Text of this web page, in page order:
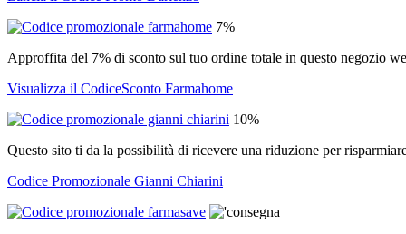
7%
Approffita del 7% di sconto sul tuo ordine totale in questo negozio
Visualizza il CodiceSconto Farmahome
10%
Questo sito ti da la possibilità di ricevere una riduzione per
Codice Promozionale Gianni Chiarini